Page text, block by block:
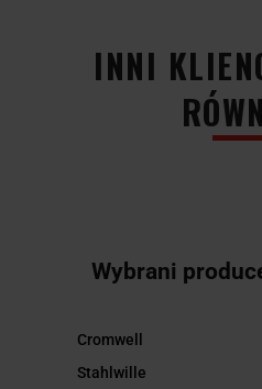
INNI
Wybrani
Cromwell
Stahlwille